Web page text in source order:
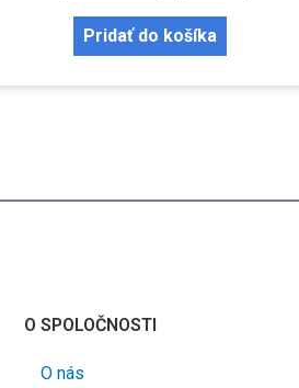
Pridať do košíka
O SPOLOČNOSTI
O nás